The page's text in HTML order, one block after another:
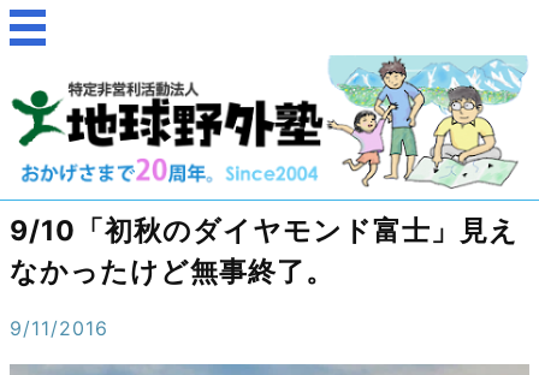
9/10「初秋のダイヤモンド富士」見え
なかったけど無事終了。
9/11/2016